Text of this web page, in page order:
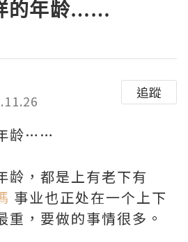
的年龄……
追蹤
龄……
龄，都是上有老下有
事业也正处在一个上下
重，要做的事情很多。